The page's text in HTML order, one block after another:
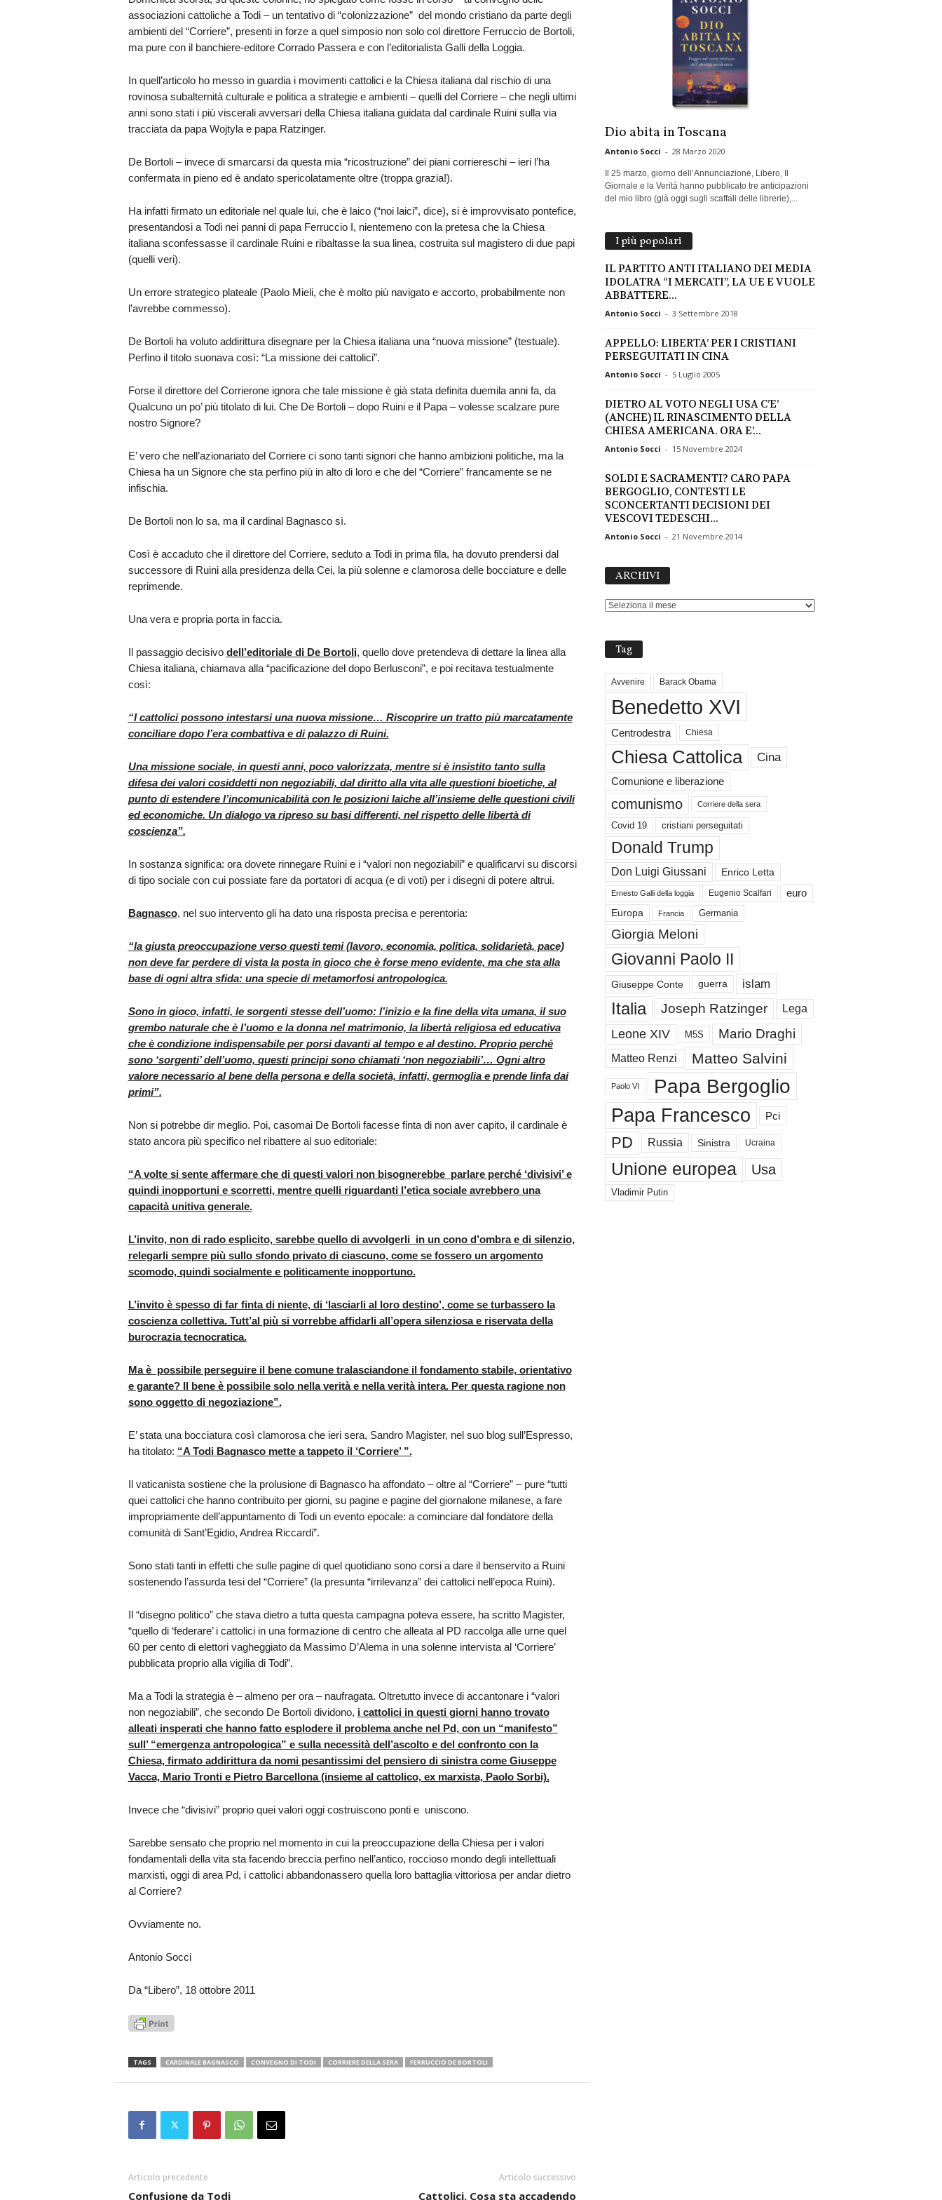
associazioni cattoliche a Todi – un tentativo di “colonizzazione” del mondo cristiano da parte degli
ambienti del “Corriere”, presenti in forze a quel simposio non solo col direttore Ferruccio de Bortoli,
ma pure con il banchiere-editore Corrado Passera e con l’editorialista Galli della Loggia.
In quell’articolo ho messo in guardia i movimenti cattolici e la Chiesa italiana dal rischio di una
rovinosa subalternità culturale e politica a strategie e ambienti – quelli del Corriere – che negli ultimi
anni sono stati i più viscerali avversari della Chiesa italiana guidata dal cardinale Ruini sulla via
tracciata da papa Wojtyla e papa Ratzinger.
De Bortoli – invece di smarcarsi da questa mia “ricostruzione” dei piani corriereschi – ieri l’ha
confermata in pieno ed è andato spericolatamente oltre (troppa grazia!).
Ha infatti firmato un editoriale nel quale lui, che è laico (“noi laici”, dice), si è improvvisato pontefice,
presentandosi a Todi nei panni di papa Ferruccio I, nientemeno con la pretesa che la Chiesa
italiana sconfessasse il cardinale Ruini e ribaltasse la sua linea, costruita sul magistero di due papi
(quelli veri).
Un errore strategico plateale (Paolo Mieli, che è molto più navigato e accorto, probabilmente non
l’avrebbe commesso).
De Bortoli ha voluto addirittura disegnare per la Chiesa italiana una “nuova missione” (testuale).
Perfino il titolo suonava così: “La missione dei cattolici”.
Forse il direttore del Corrierone ignora che tale missione è già stata definita duemila anni fa, da
Qualcuno un po’ più titolato di lui. Che De Bortoli – dopo Ruini e il Papa – volesse scalzare pure
nostro Signore?
E’ vero che nell’azionariato del Corriere ci sono tanti signori che hanno ambizioni politiche, ma la
Chiesa ha un Signore che sta perfino più in alto di loro e che del “Corriere” francamente se ne
infischia.
De Bortoli non lo sa, ma il cardinal Bagnasco sì.
Così è accaduto che il direttore del Corriere, seduto a Todi in prima fila, ha dovuto prendersi dal
successore di Ruini alla presidenza della Cei, la più solenne e clamorosa delle bocciature e delle
reprimende.
Una vera e propria porta in faccia.
Il passaggio decisivo dell’editoriale di De Bortoli, quello dove pretendeva di dettare la linea alla
Chiesa italiana, chiamava alla “pacificazione del dopo Berlusconi”, e poi recitava testualmente
così:
“I cattolici possono intestarsi una nuova missione… Riscoprire un tratto più marcatamente
conciliare dopo l’era combattiva e di palazzo di Ruini.
Una missione sociale, in questi anni, poco valorizzata, mentre si è insistito tanto sulla
difesa dei valori cosiddetti non negoziabili, dal diritto alla vita alle questioni bioetiche, al
punto di estendere l’incomunicabilità con le posizioni laiche all’insieme delle questioni civili
ed economiche. Un dialogo va ripreso su basi differenti, nel rispetto delle libertà di
coscienza”.
In sostanza significa: ora dovete rinnegare Ruini e i “valori non negoziabili” e qualificarvi su discorsi
di tipo sociale con cui possiate fare da portatori di acqua (e di voti) per i disegni di potere altrui.
Bagnasco, nel suo intervento gli ha dato una risposta precisa e perentoria:
“la giusta preoccupazione verso questi temi (lavoro, economia, politica, solidarietà, pace)
non deve far perdere di vista la posta in gioco che è forse meno evidente, ma che sta alla
base di ogni altra sfida: una specie di metamorfosi antropologica.
Sono in gioco, infatti, le sorgenti stesse dell’uomo: l’inizio e la fine della vita umana, il suo
grembo naturale che è l’uomo e la donna nel matrimonio, la libertà religiosa ed educativa
che è condizione indispensabile per porsi davanti al tempo e al destino. Proprio perché
sono ‘sorgenti’ dell’uomo, questi principi sono chiamati ‘non negoziabili’… Ogni altro
valore necessario al bene della persona e della società, infatti, germoglia e prende linfa dai
primi”.
Non si potrebbe dir meglio. Poi, casomai De Bortoli facesse finta di non aver capito, il cardinale è
stato ancora più specifico nel ribattere al suo editoriale:
“A volte si sente affermare che di questi valori non bisognerebbe parlare perché ‘divisivi’ e
quindi inopportuni e scorretti, mentre quelli riguardanti l’etica sociale avrebbero una
capacità unitiva generale.
L’invito, non di rado esplicito, sarebbe quello di avvolgerli in un cono d’ombra e di silenzio,
relegarli sempre più sullo sfondo privato di ciascuno, come se fossero un argomento
scomodo, quindi socialmente e politicamente inopportuno.
L’invito è spesso di far finta di niente, di ‘lasciarli al loro destino’, come se turbassero la
coscienza collettiva. Tutt’al più si vorrebbe affidarli all’opera silenziosa e riservata della
burocrazia tecnocratica.
Ma è possibile perseguire il bene comune tralasciandone il fondamento stabile, orientativo
e garante? Il bene è possibile solo nella verità e nella verità intera. Per questa ragione non
sono oggetto di negoziazione”.
E’ stata una bocciatura così clamorosa che ieri sera, Sandro Magister, nel suo blog sull’Espresso,
ha titolato: “A Todi Bagnasco mette a tappeto il ‘Corriere’ ”.
Il vaticanista sostiene che la prolusione di Bagnasco ha affondato – oltre al “Corriere” – pure “tutti
quei cattolici che hanno contribuito per giorni, su pagine e pagine del giornalone milanese, a fare
impropriamente dell’appuntamento di Todi un evento epocale: a cominciare dal fondatore della
comunità di Sant’Egidio, Andrea Riccardi”.
Sono stati tanti in effetti che sulle pagine di quel quotidiano sono corsi a dare il benservito a Ruini
sostenendo l’assurda tesi del “Corriere” (la presunta “irrilevanza” dei cattolici nell’epoca Ruini).
Il “disegno politico” che stava dietro a tutta questa campagna poteva essere, ha scritto Magister,
“quello di ‘federare’ i cattolici in una formazione di centro che alleata al PD raccolga alle urne quel
60 per cento di elettori vagheggiato da Massimo D’Alema in una solenne intervista al ‘Corriere’
pubblicata proprio alla vigilia di Todi”.
Ma a Todi la strategia è – almeno per ora – naufragata. Oltretutto invece di accantonare i “valori
non negoziabili”, che secondo De Bortoli dividono, i cattolici in questi giorni hanno trovato
alleati insperati che hanno fatto esplodere il problema anche nel Pd, con un “manifesto”
sull’ “emergenza antropologica” e sulla necessità dell’ascolto e del confronto con la
Chiesa, firmato addirittura da nomi pesantissimi del pensiero di sinistra come Giuseppe
Vacca, Mario Tronti e Pietro Barcellona (insieme al cattolico, ex marxista, Paolo Sorbi).
Invece che “divisivi” proprio quei valori oggi costruiscono ponti e uniscono.
Sarebbe sensato che proprio nel momento in cui la preoccupazione della Chiesa per i valori
fondamentali della vita sta facendo breccia perfino nell’antico, roccioso mondo degli intellettuali
marxisti, oggi di area Pd, i cattolici abbandonassero quella loro battaglia vittoriosa per andar dietro
al Corriere?
Ovviamente no.
Antonio Socci
Da “Libero”, 18 ottobre 2011
TAGS CARDINALE BAGNASCO CONVEGNO DI TODI CORRIERE DELLA SERA FERRUCCIO DE BORTOLI
Articolo precedente
Confusione da Todi
Articolo successivo
Cattolici. Cosa sta accadendo
Dio abita in Toscana
Antonio Socci - 28 Marzo 2020
Il 25 marzo, giorno dell’Annunciazione, Libero, Il
Giornale e la Verità hanno pubblicato tre anticipazioni
del mio libro (già oggi sugli scaffali delle librerie),...
I più popolari
IL PARTITO ANTI ITALIANO DEI MEDIA
IDOLATRA “I MERCATI”, LA UE E VUOLE
ABBATTERE...
Antonio Socci - 3 Settembre 2018
APPELLO: LIBERTA’ PER I CRISTIANI
PERSEGUITATI IN CINA
Antonio Socci - 5 Luglio 2005
DIETRO AL VOTO NEGLI USA C’E’
(ANCHE) IL RINASCIMENTO DELLA
CHIESA AMERICANA. ORA E’...
Antonio Socci - 15 Novembre 2024
SOLDI E SACRAMENTI? CARO PAPA
BERGOGLIO, CONTESTI LE
SCONCERTANTI DECISIONI DEI
VESCOVI TEDESCHI...
Antonio Socci - 21 Novembre 2014
ARCHIVI
Tag
Avvenire Barack Obama
Benedetto XVI
Centrodestra Chiesa
Chiesa Cattolica Cina
Comunione e liberazione
comunismo Corriere della sera
Covid 19 cristiani perseguitati
Donald Trump
Don Luigi Giussani Enrico Letta
Ernesto Galli della loggia Eugenio Scalfari euro
Europa Francia Germania
Giorgia Meloni
Giovanni Paolo II
Giuseppe Conte guerra islam
Italia Joseph Ratzinger Lega
Leone XIV M5S Mario Draghi
Matteo Renzi Matteo Salvini
Paolo VI Papa Bergoglio
Papa Francesco Pci
PD Russia Sinistra Ucraina
Unione europea Usa
Vladimir Putin